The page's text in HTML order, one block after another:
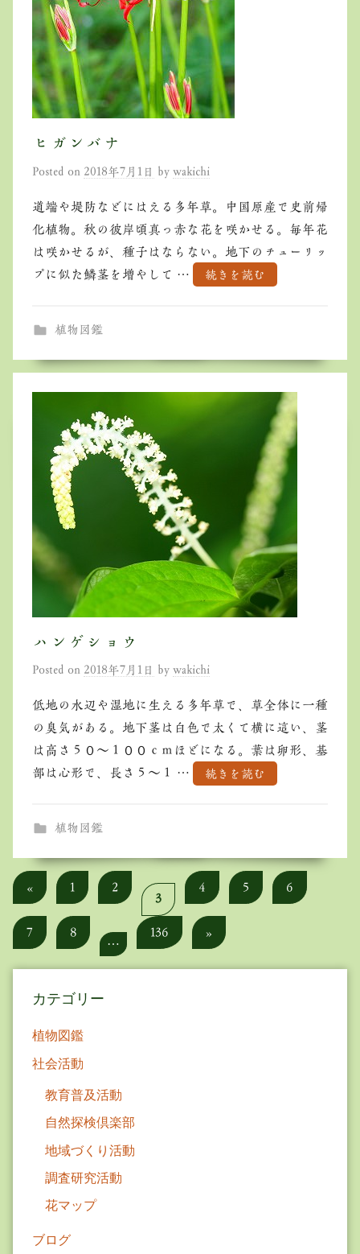
ヒガンバナ
Posted on 2018年7月1日 by wakichi
道端や堤防などにはえる多年草。中国原産で史前帰
化植物。秋の彼岸頃真っ赤な花を咲かせる。毎年花
は咲かせるが、種子はならない。地下のチューリッ
プに似た鱗茎を増やして …
続きを読む
植物図鑑
ハンゲショウ
Posted on 2018年7月1日 by wakichi
低地の水辺や湿地に生える多年草で、草全体に一種
の臭気がある。地下茎は白色で太くて横に這い、茎
は高さ５０～１００ｃｍほどになる。葉は卵形、基
部は心形で、長さ５～１ …
続きを読む
植物図鑑
投
稿
の
ペ
ジ
送
«Previous1
2
3
4 5 6
7
8
…
136
Next
»
カテゴリー
植物図鑑
社会活動
教育普及活動
自然探検倶楽部
地域づくり活動
調査研究活動
花マップ
ブログ